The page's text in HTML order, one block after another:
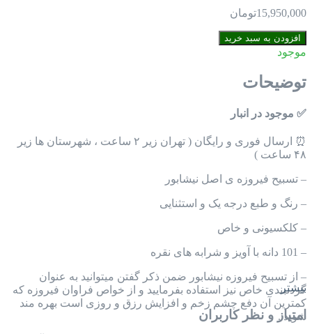
15,950,000تومان
تسبیح
فیروزه
اصل
نیشابور
افزودن به سبد خرید
موجود
توضیحات
✅ موجود در انبار
⏰ ارسال فوری و رایگان ( تهران زیر ۲ ساعت ، شهرستان ها زیر
۴۸ ساعت )
– تسبیح فیروزه ی اصل نیشابور
– رنگ و طبع درجه یک و استثنایی
– کلکسیونی و خاص
– 101 دانه با آویز و شرابه های نقره
– از تسبیح فیروزه نیشابور ضمن ذکر گفتن میتوانید به عنوان
گردنبندی خاص نیز استفاده بفرمایید و از خواص فراوان فیروزه که
کمترین آن دفع چشم زخم و افزایش رزق و روزی است بهره مند
شوید .
بیشتر
امتیاز و نظر کاربران